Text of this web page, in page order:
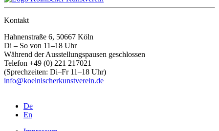
Kontakt
Hahnenstraße 6, 50667 Köln
Di – So von 11–18 Uhr
Während der Ausstellungspausen geschlossen
Telefon +49 (0) 221 217021
(Sprechzeiten: Di–Fr 11–18 Uhr)
info@koelnischerkunstverein.de
De
En